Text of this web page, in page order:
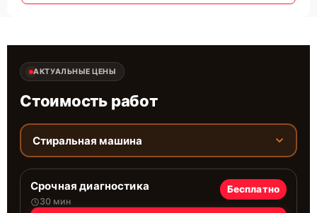
АКТУАЛЬНЫЕ ЦЕНЫ
Стоимость работ
Стиральная машина
Срочная диагностика
30 мин
Бесплатно